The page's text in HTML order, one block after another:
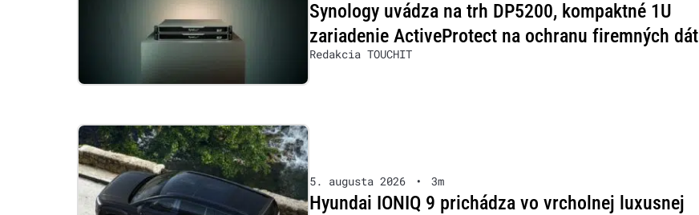
Synology uvádza na trh DP5200, kompaktné 1U
zariadenie ActiveProtect na ochranu firemných dát
Redakcia TOUCHIT
5. augusta 2026 • 3m
Hyundai IONIQ 9 prichádza vo vrcholnej luxusnej